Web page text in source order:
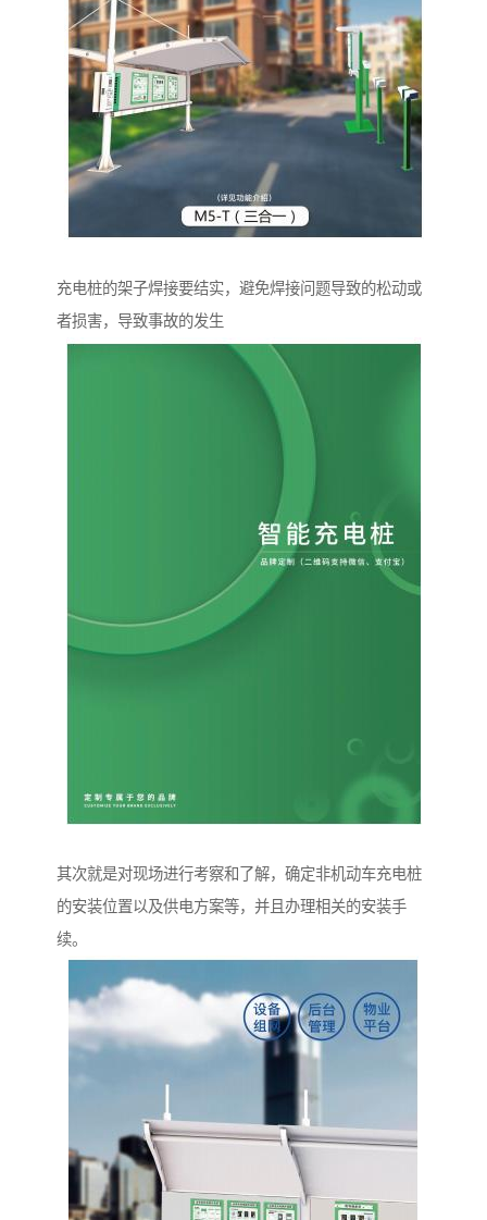
充电桩的架子焊接要结实，避免焊接问题导致的松动或
者损害，导致事故的发生
其次就是对现场进行考察和了解，确定非机动车充电桩
的安装位置以及供电方案等，并且办理相关的安装手
续。